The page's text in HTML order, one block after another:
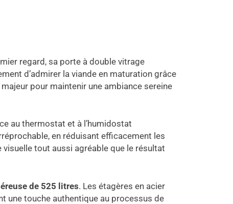
regard, sa porte à double vitrage
d’admirer la viande en maturation grâce
pour maintenir une ambiance sereine
au thermostat et à l’humidostat
en réduisant efficacement les
visuelle tout aussi agréable que le résultat
de 525 litres. Les étagères en acier
une touche authentique au processus de